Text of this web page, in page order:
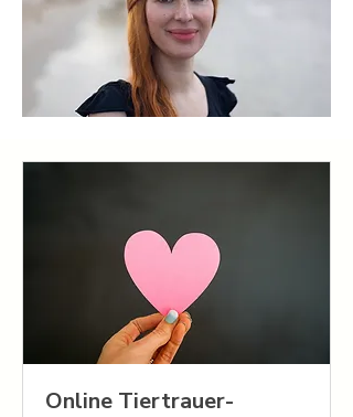
Online Tiertrauer-